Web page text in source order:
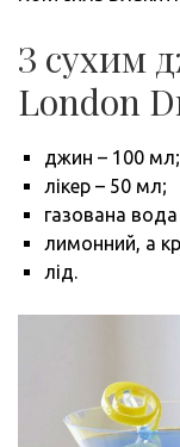
З сухим
London
джин – 100 мл;
лікер – 50 мл;
газована
лимонний, а
лід.